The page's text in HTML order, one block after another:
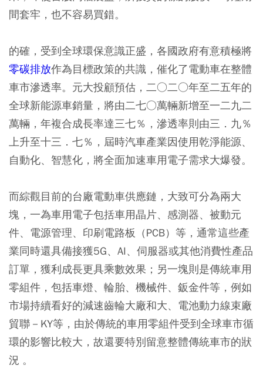
間套牢，也不容易買錯。
的確，受到全球環保意識正盛，各國政府有意積極將
零碳排放作為目標政策的共識，催化了電動車在整體
車市滲透率。元大投顧預估，二○二○年至二五年的
全球新能源車銷量，將由二七○萬輛新增至一二九二
萬輛，年複合成長率達三七％，滲透率則由三．九％
上升至十三．七％，屆時汽車產業因使用乾淨能源、
自動化、智慧化，將全面加速車用電子需求大爆發。
而綜觀目前的台廠電動車供應鏈，大致可分為兩大
塊，一為車用電子包括車用晶片、感測器、被動元
件、電源管理、印刷電路板（PCB）等，通常這些產
業同時還具備接獲5G、AI、伺服器或其他消費性產品
訂單，獲利成長更具乘數效果；另一塊則是傳統車用
零組件，包括車燈、輪胎、機械件、鈑金件等，例如
市場持續看好的減速齒輪大廠和大、電池動力線束廠
貿聯－KY等，由於傳統的車用零組件受到全球車市循
環的影響比較大，故還要特別留意整體傳統車市的狀
況 。